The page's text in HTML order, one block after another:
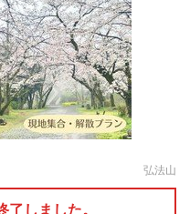
弘法山
しました。